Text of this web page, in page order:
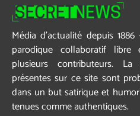
Média d’actualité depuis
parodique collaboratif libre
plusieurs contributeurs.
présentes sur ce site sont
dans un but satirique et
tenues comme authentiques.